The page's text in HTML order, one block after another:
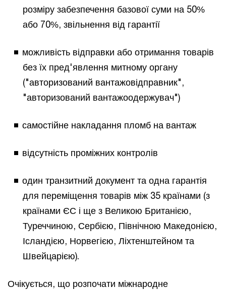
розміру забезпечення базової суми на 50%
або 70%, звільнення від гарантії
можливість відправки або отримання товарів
без їх пред'явлення митному органу
("авторизований вантажовідправник",
"авторизований вантажоодержувач")
самостійне накладання пломб на вантаж
відсутність проміжних контролів
один транзитний документ та одна гарантія
для переміщення товарів між 35 країнами (з
країнами ЄС і ще з Великою Британією,
Туреччиною, Сербією, Північною Македонією,
Ісландією, Норвегією, Ліхтенштейном та
Швейцарією).
Очікується, що розпочати міжнародне